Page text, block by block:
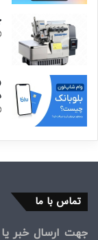
تماس با ما
جهت ارسال خبر یا